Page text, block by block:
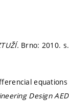
Brno: 2010.
Design